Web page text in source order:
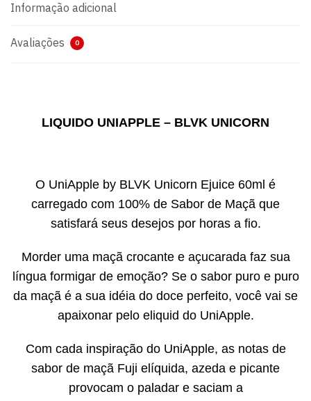
Informação adicional
Avaliações 0
LIQUIDO UNIAPPLE – BLVK UNICORN
O UniApple by BLVK Unicorn Ejuice 60ml é
carregado com 100% de Sabor de Maçã que
satisfará seus desejos por horas a fio.
Morder uma maçã crocante e açucarada faz sua
língua formigar de emoção? Se o sabor puro e puro
da maçã é a sua idéia do doce perfeito, você vai se
apaixonar pelo eliquid do UniApple.
Com cada inspiração do UniApple, as notas de
sabor de maçã Fuji elíquida, azeda e picante
provocam o paladar e saciam a